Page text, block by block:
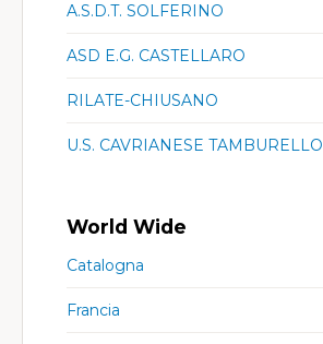
A.S.D.T. SOLFERINO
ASD E.G. CASTELLARO
RILATE-CHIUSANO
U.S. CAVRIANESE TAMBURELLO
World Wide
Catalogna
Francia